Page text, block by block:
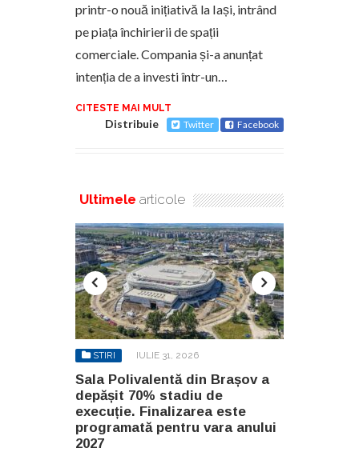
printr-o nouă inițiativă la Iași, intrând
pe piața închirierii de spații
comerciale. Compania și-a anunțat
intenția de a investi într-un…
CITESTE MAI MULT
Distribuie Twitter Facebook
Ultimele articole
STIRI IULIE 31, 2026
Sala Polivalentă din Brașov a
depășit 70% stadiu de
execuție. Finalizarea este
programată pentru vara anului
2027